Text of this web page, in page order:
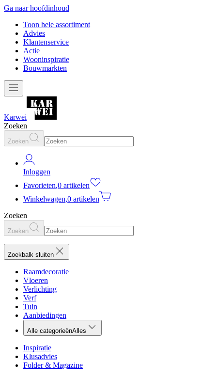
Ga naar hoofdinhoud
Toon hele assortiment
Advies
Klantenservice
Actie
Wooninspiratie
Bouwmarkten
Karwei
Zoeken
Zoeken
Inloggen
Favorieten,0 artikelen
Winkelwagen,0 artikelen
Zoeken
Zoeken
Zoekbalk sluiten
Raamdecoratie
Vloeren
Verlichting
Verf
Tuin
Aanbiedingen
Alle categorieënAlles
Inspiratie
Klusadvies
Folder & Magazine